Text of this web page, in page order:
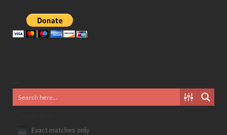
Exact matches only